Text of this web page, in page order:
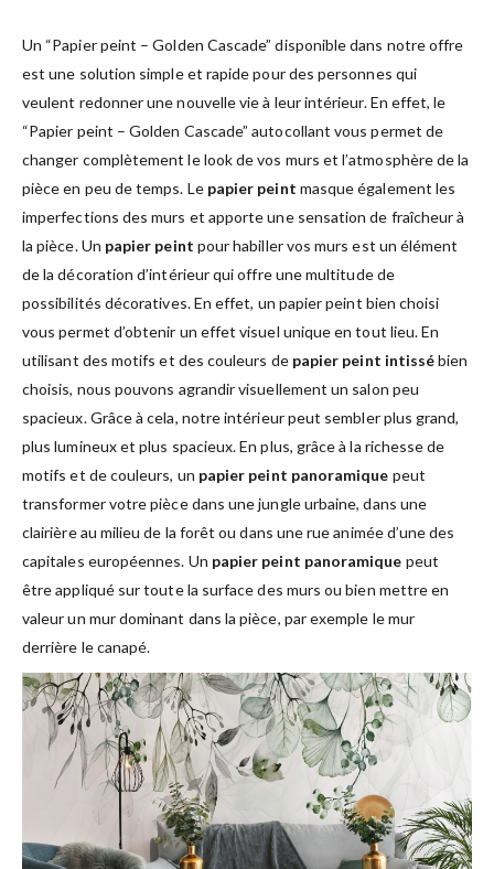
Un “Papier peint – Golden Cascade” disponible dans notre offre
est une solution simple et rapide pour des personnes qui
veulent redonner une nouvelle vie à leur intérieur. En effet, le
“Papier peint – Golden Cascade” autocollant vous permet de
changer complètement le look de vos murs et l’atmosphère de la
pièce en peu de temps. Le papier peint masque également les
imperfections des murs et apporte une sensation de fraîcheur à
la pièce. Un papier peint pour habiller vos murs est un élément
de la décoration d’intérieur qui offre une multitude de
possibilités décoratives. En effet, un papier peint bien choisi
vous permet d’obtenir un effet visuel unique en tout lieu. En
utilisant des motifs et des couleurs de papier peint intissébien
choisis, nous pouvons agrandir visuellement un salon peu
spacieux. Grâce à cela, notre intérieur peut sembler plus grand,
plus lumineux et plus spacieux. En plus, grâce à la richesse de
motifs et de couleurs, un papier peint panoramique peut
transformer votre pièce dans une jungle urbaine, dans une
clairière au milieu de la forêt ou dans une rue animée d’une des
capitales européennes. Un papier peint panoramique peut
être appliqué sur toute la surface des murs ou bien mettre en
valeur un mur dominant dans la pièce, par exemple le mur
derrière le canapé.